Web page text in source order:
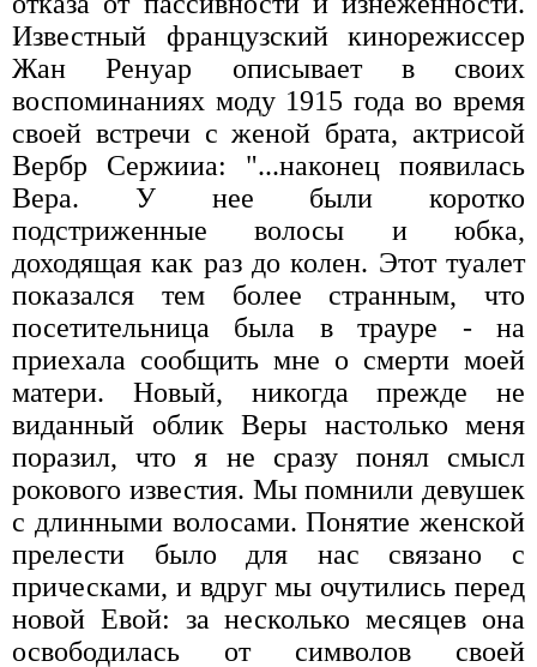
Известный французский кинорежиссер
Жан Ренуар описывает в своих
воспоминаниях моду 1915 года во время
своей встречи с женой брата, актрисой
Вербр Сержииа: "...наконец появилась
Вера. У нее были коротко
подстриженные волосы и юбка,
доходящая как раз до колен. Этот туалет
показался тем более странным, что
посетительница была в трауре - на
приехала сообщить мне о смерти моей
матери. Новый, никогда прежде не
виданный облик Веры настолько меня
поразил, что я не сразу понял смысл
рокового известия. Мы помнили девушек
с длинными волосами. Понятие женской
прелести было для нас связано с
прическами, и вдруг мы очутились перед
новой Евой: за несколько месяцев она
освободилась от символов своей